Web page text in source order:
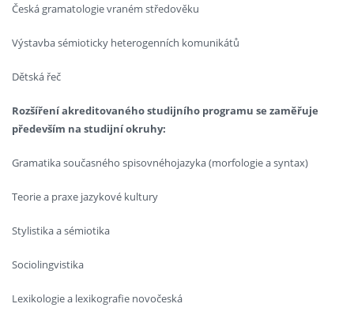
Česká gramatologie vraném středověku
Výstavba sémioticky heterogenních komunikátů
Dětská řeč
Rozšíření akreditovaného studijního programu se zaměřuje
především na studijní okruhy:
Gramatika současného spisovnéhojazyka (morfologie a syntax)
Teorie a praxe jazykové kultury
Stylistika a sémiotika
Sociolingvistika
Lexikologie a lexikografie novočeská